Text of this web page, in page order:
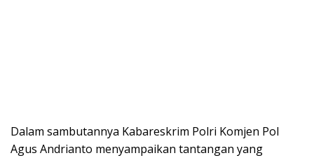
Dalam sambutannya Kabareskrim Polri Komjen Pol
Agus Andrianto menyampaikan tantangan yang